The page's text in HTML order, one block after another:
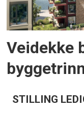
Veidekke
STILLING